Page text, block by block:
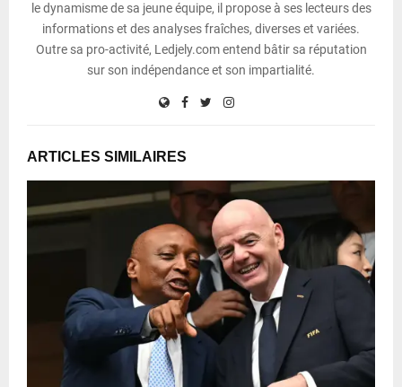
le dynamisme de sa jeune équipe, il propose à ses lecteurs des
informations et des analyses fraîches, diverses et variées.
Outre sa pro-activité, Ledjely.com entend bâtir sa réputation
sur son indépendance et son impartialité.
ARTICLES SIMILAIRES